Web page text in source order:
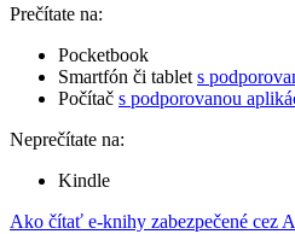
Prečítate na:
Pocketbook
Smartfón či tablet s
Počítač s podporovanou
Neprečítate na:
Kindle
Ako čítať e-knihy zabezpečené cez